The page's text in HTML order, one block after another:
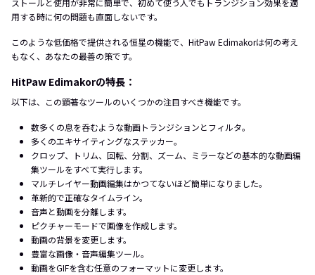
ストールと使用が非常に簡単で、初めて使う人でもトランジション効果を適
用する時に何の問題も直面しないです。
このような低価格で提供される恒星の機能で、HitPaw Edimakorは何の考え
もなく、あなたの最善の策です。
HitPaw Edimakorの特長：
以下は、この顕著なツールのいくつかの注目すべき機能です。
数多くの息を呑むような動画トランジションとフィルタ。
多くのエキサイティングなステッカー。
クロップ、トリム、回転、分割、ズーム、ミラーなどの基本的な動画編
集ツールをすべて実行します。
マルチレイヤー動画編集はかつてないほど簡単になりました。
革新的で正確なタイムライン。
音声と動画を分離します。
ピクチャーモードで画像を作成します。
動画の背景を変更します。
豊富な画像・音声編集ツール。
動画をGIFを含む任意のフォーマットに変更します。